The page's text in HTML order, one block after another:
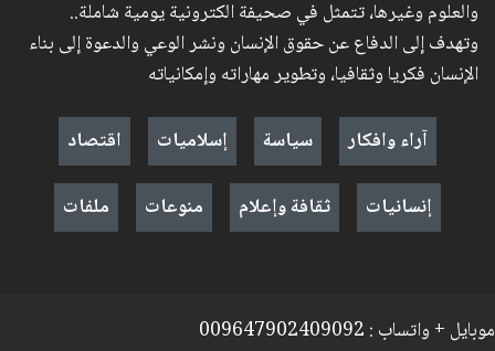
والعلوم وغيرها، تتمثل في صحيفة الكترونية يومية شاملة..
وتهدف إلى الدفاع عن حقوق الإنسان ونشر الوعي والدعوة إلى بناء
الإنسان فكريا وثقافيا، وتطوير مهاراته وإمكانياته
آراء وافكار
سياسة إسلاميات
اقتصاد
إنسانيات
ثقافة وإعلام منوعات ملفات
موبايل + واتساب : 009647902409092